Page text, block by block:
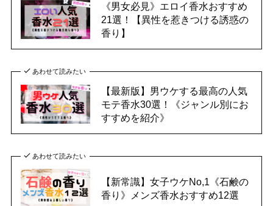
《男女必見》エロイ香水おすすめ
21選！【異性を惹きつける誘惑の
香り】
あわせて読みたい
【最新版】男ウケする最高の人気
モテ香水30選！《ジャンル別にお
すすめを紹介》
あわせて読みたい
【新常識】女子ウケNo,1《石鹸の
香り》メンズ香水おすすめ12選